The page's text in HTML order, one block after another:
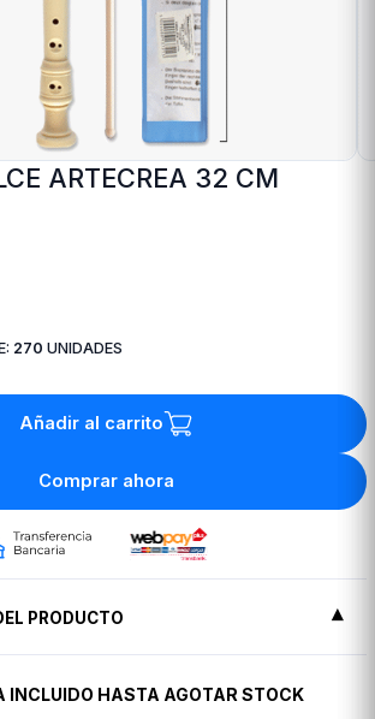
ARTECREA 32 CM
270 UNIDADES
Añadir al carrito
Comprar ahora
PRODUCTO
INCLUIDO HASTA AGOTAR STOCK